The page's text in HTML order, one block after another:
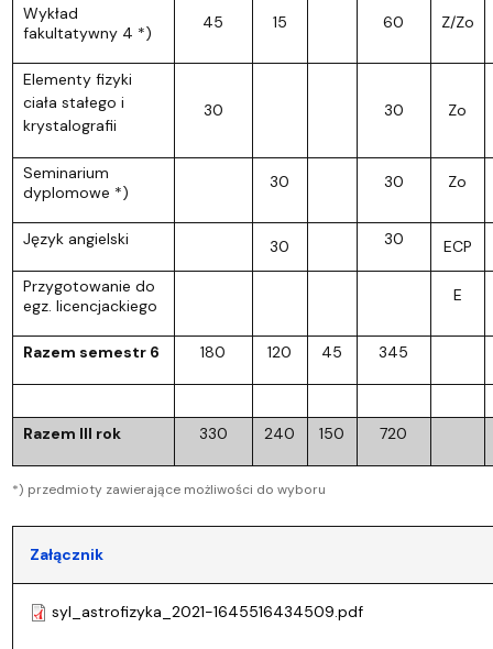
Wykład
fakultatywny 4 *)
45 15 60 Z/Zo
Elementy fizyki
ciała stałego i
krystalografii
30 30 Zo
Seminarium
dyplomowe *)
30 30 Zo
Język angielski 30 30
ECP
Przygotowanie do
egz. licencjackiego
E
Razem semestr 6 180 120 45 345
Razem III rok 330 240 150 720
*) przedmioty zawierające możliwości do wyboru
Załącznik
syl_astrofizyka_2021-1645516434509.pdf